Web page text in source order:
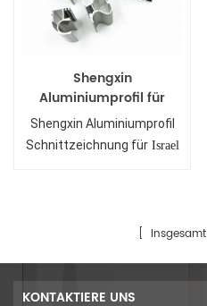
Shengxin
Aluminiumprofil für
Israel
Shengxin Aluminiumprofil
Schnittzeichnung fürIsrael
[ Insgesamt
KONTAKTIERE UNS